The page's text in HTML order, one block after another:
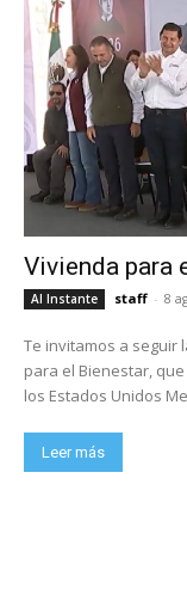
Vivienda para
Al Instante staff - 8
Te invitamos a seguir
para el Bienestar,
los Estados Unidos
Leer más